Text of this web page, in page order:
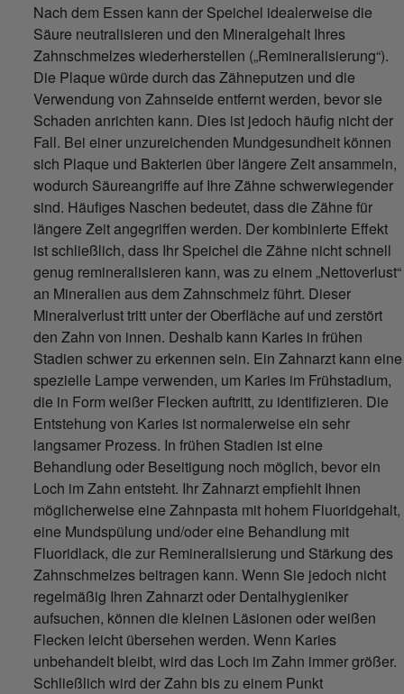
Nach dem Essen kann der Speichel idealerweise die
Säure neutralisieren und den Mineralgehalt Ihres
Zahnschmelzes wiederherstellen („Remineralisierung“).
Die Plaque würde durch das Zähneputzen und die
Verwendung von Zahnseide entfernt werden, bevor sie
Schaden anrichten kann. Dies ist jedoch häufig nicht der
Fall. Bei einer unzureichenden Mundgesundheit können
sich Plaque und Bakterien über längere Zeit ansammeln,
wodurch Säureangriffe auf Ihre Zähne schwerwiegender
sind. Häufiges Naschen bedeutet, dass die Zähne für
längere Zeit angegriffen werden. Der kombinierte Effekt
ist schließlich, dass Ihr Speichel die Zähne nicht schnell
genug remineralisieren kann, was zu einem „Nettoverlust“
an Mineralien aus dem Zahnschmelz führt. Dieser
Mineralverlust tritt unter der Oberfläche auf und zerstört
den Zahn von innen. Deshalb kann Karies in frühen
Stadien schwer zu erkennen sein. Ein Zahnarzt kann eine
spezielle Lampe verwenden, um Karies im Frühstadium,
die in Form weißer Flecken auftritt, zu identifizieren. Die
Entstehung von Karies ist normalerweise ein sehr
langsamer Prozess. In frühen Stadien ist eine
Behandlung oder Beseitigung noch möglich, bevor ein
Loch im Zahn entsteht. Ihr Zahnarzt empfiehlt Ihnen
möglicherweise eine Zahnpasta mit hohem Fluoridgehalt,
eine Mundspülung und/oder eine Behandlung mit
Fluoridlack, die zur Remineralisierung und Stärkung des
Zahnschmelzes beitragen kann. Wenn Sie jedoch nicht
regelmäßig Ihren Zahnarzt oder Dentalhygieniker
aufsuchen, können die kleinen Läsionen oder weißen
Flecken leicht übersehen werden. Wenn Karies
unbehandelt bleibt, wird das Loch im Zahn immer größer.
Schließlich wird der Zahn bis zu einem Punkt